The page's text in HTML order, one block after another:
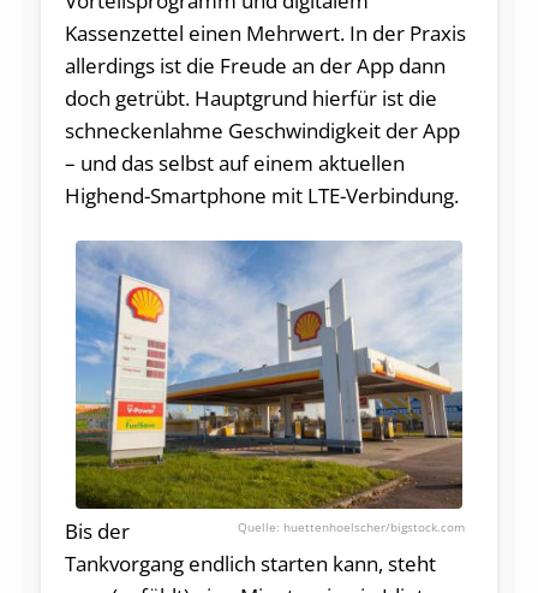
Kassenzettel einen Mehrwert. In der Praxis
allerdings ist die Freude an der App dann
doch getrübt. Hauptgrund hierfür ist die
schneckenlahme Geschwindigkeit der App
– und das selbst auf einem aktuellen
Highend-Smartphone mit LTE-Verbindung.
huettenhoelscher/bigstock.com
Bis der
Tankvorgang endlich starten kann, steht